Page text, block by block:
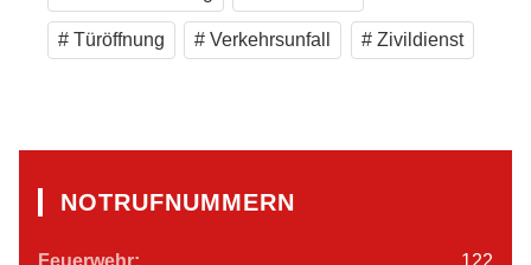
Türöffnung Verkehrsunfall Zivildienst
NOTRUFNUMMERN
Feuerwehr:
122